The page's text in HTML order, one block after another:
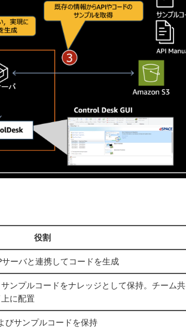
役割
ーバと連携してコードを生成
ンプルコードをナレッジとして保持。チーム共
に配置
びサンプルコードを保持